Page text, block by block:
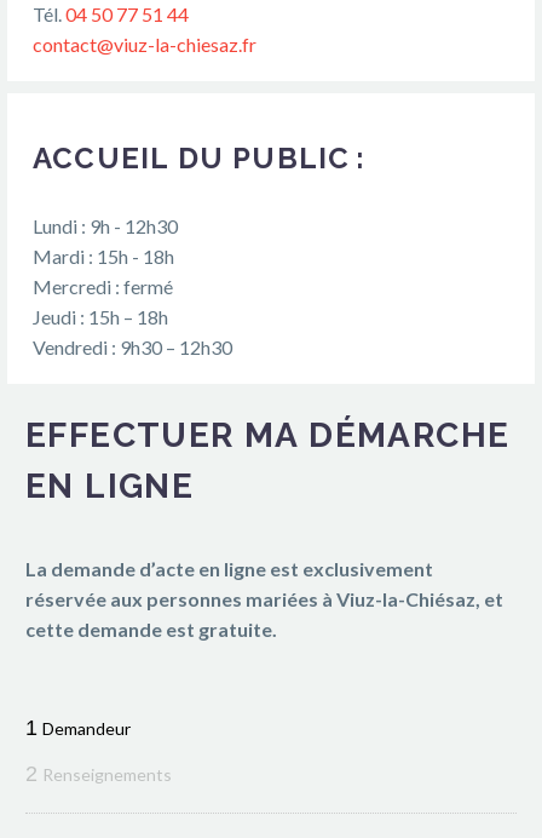
Tél.04 50 77 51 44
contact@viuz-la-chiesaz.fr
ACCUEIL DU PUBLIC :
Lundi : 9h - 12h30
Mardi : 15h - 18h
Mercredi : fermé
Jeudi : 15h – 18h
Vendredi : 9h30 – 12h30
EFFECTUER MA DÉMARCHE
EN LIGNE
La demande d’acte en ligne est exclusivement
réservée aux personnes mariées à Viuz-la-Chiésaz, et
cette demande est gratuite.
1 Demandeur
2 Renseignements